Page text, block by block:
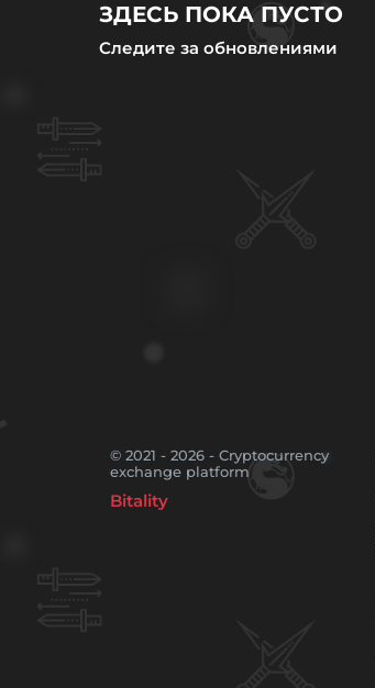
ЗДЕСЬ ПОКА ПУСТО
Следите за обновлениями
© 2021 - 2026 - Cryptocurrency
exchange platform
Bitality